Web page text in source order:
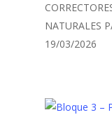
NATURALES
19/03/2026